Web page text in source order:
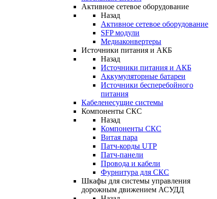
Активное сетевое оборудование
Назад
Активное сетевое оборудование
SFP модули
Медиаконвертеры
Источники питания и АКБ
Назад
Источники питания и АКБ
Аккумуляторные батареи
Источники бесперебойного
питания
Кабеленесущие системы
Компоненты СКС
Назад
Компоненты СКС
Витая пара
Патч-корды UTP
Патч-панели
Провода и кабели
Фурнитура для СКС
Шкафы для системы управления
дорожным движением АСУДД